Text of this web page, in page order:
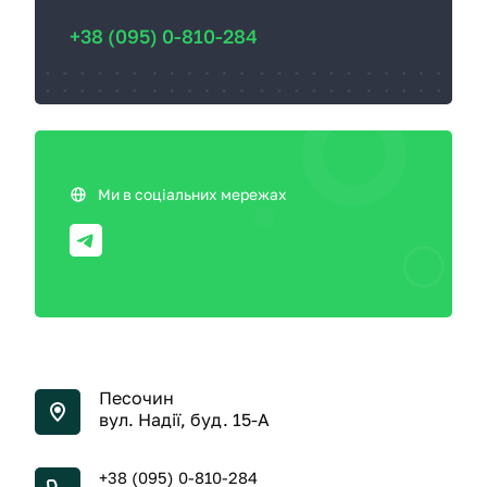
+38 (095) 0-810-284
Ми в соціальних мережах
Песочин
вул. Надії, буд. 15-А
+38 (095) 0-810-284